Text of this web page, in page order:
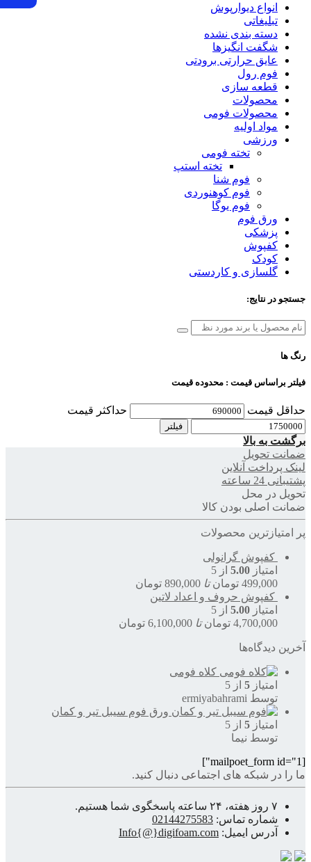
انواع دیوارپوش
تبلیغاتی
دسته بندی نشده
شگفت انگیزها
عایق حرارتی برودتی
فوم رول
قطعه سازی
محصولات
محصولات فومی
مواد اولیه
ورزشی
تخته فومی
تخته استپ
فوم شنا
فوم کوهنوردی
فوم یوگا
ورق فوم
پزشکی
کفپوش
کودک
گلسازی و کاردستی
جستجو در نتایج:
رنگ ها
فیلتر براساس قیمت : محدوده قیمت
حداقل قیمت حداکثر قیمت
فیلتر
برگشت به بالا
ضمانت تحویل
لینک پرداخت آنلاین
پشتیبانی 24 ساعته
تحویل در محل
ضمانت اصلی بودن کالا
پر امتیازترین محصولات
کفپوش گرانولی
امتیاز 5.00 از 5
499,000 تومان تا 890,000 تومان
کفپوش حروف و اعداد لاتین
امتیاز 5.00 از 5
4,700,000 تومان تا 6,100,000 تومان
آخرین دیدگاه‌ها
کلاه فومی
امتیاز 5 از 5
توسط ermiyabahrami
ورق فوم سیبل تیر و کمان
امتیاز 5 از 5
توسط نیما
[mailpoet_form id="1"]
ما را در شبکه های اجتماعی دنبال کنید.
۷ روز هفته، ۲۴ ساعته پاسخگوی شما هستیم.
شماره تماس: 02144275583
آدرس ایمیل: Info{@}digifoam.com